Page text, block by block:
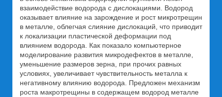
взаимодействие водорода с дислокациями. Водород
оказывает влияние на зарождение и рост микротрещин
в металле, облегчая слияние дислокаций, что приводит
к локализации пластической деформации под
влиянием водорода. Как показало компьютерное
моделирование развития микродефектов в металле,
уменьшение размеров зерна, при прочих равных
условиях, увеличивает чувствительность металла к
негативному влиянию водорода. Предложен механизм
роста макротрещины в содержащем водород металле